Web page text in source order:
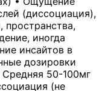
(диссоциация),
пространства,
иногда
инсайтов в
дозировки
50-100мг
(не